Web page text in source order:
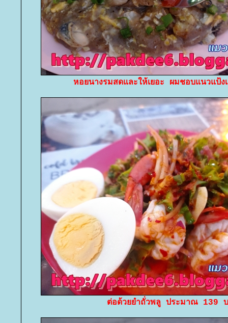
หอยนางรมสดและให้เยอะ ผมชอบแนวแป้
ต่อด้วยยำถั่วพลู ประมาณ 139